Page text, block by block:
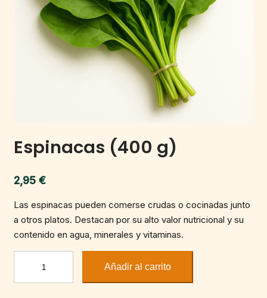
Espinacas (400 g)
2,95 €
Las espinacas pueden comerse crudas o cocinadas junto
a otros platos. Destacan por su alto valor nutricional y su
contenido en agua, minerales y vitaminas.
Añadir al carrito